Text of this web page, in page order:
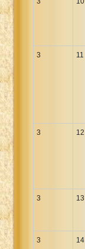
3 11
3 12
3 13
3 14